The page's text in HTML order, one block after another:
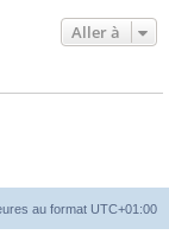
Aller à
au format UTC+01:00